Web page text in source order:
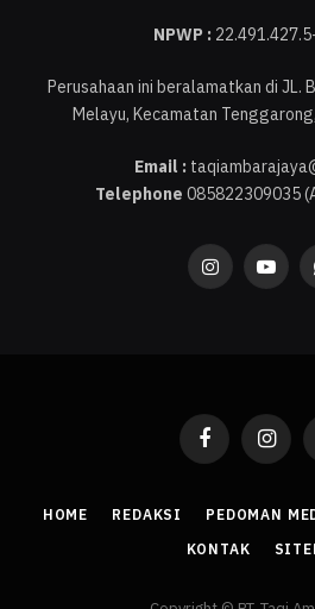
NPWP :
Perusahaan ini beralamatkan di JL.
Melayu, Kecamatan
Email :
Telephone 085822309035
Instagram
Facebook
HOME REDAKSI PEDOMAN
KONTAK